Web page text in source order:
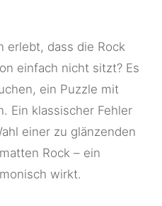
erlebt, dass die Rock
einfach nicht sitzt? Es
ein Puzzle mit
Ein klassischer Fehler
einer zu glänzenden
Rock – ein
wirkt.